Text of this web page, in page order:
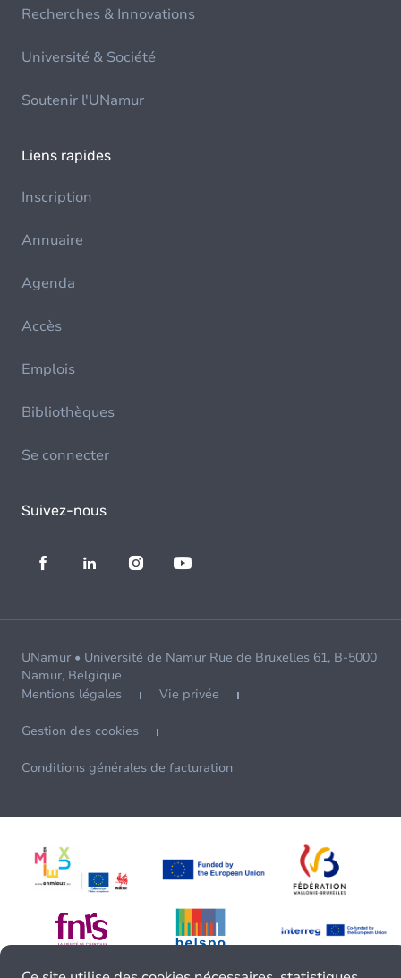
Recherches & Innovations
Université & Société
Soutenir l'UNamur
Liens rapides
Inscription
Annuaire
Agenda
Accès
Emplois
Bibliothèques
Se connecter
Suivez-nous
UNamur • Université de Namur Rue de Bruxelles 61, B-5000
Namur, Belgique
Mentions légales
Vie privée
Gestion des cookies
Conditions générales de facturation